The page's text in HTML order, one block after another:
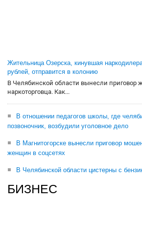
Жительница Озерска, кинувшая
рублей, отправится в колонию
В Челябинской области вынесли
наркоторговца. Как...
В отношении педагогов школы, где
позвоночник, возбудили уголовное дело
В Магнитогорске вынесли приговор
женщин в соцсетях
В Челябинской области цистерны с
БИЗНЕС